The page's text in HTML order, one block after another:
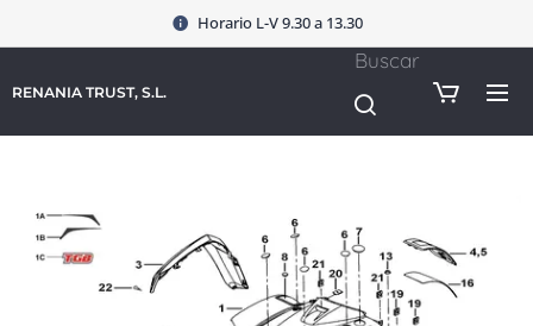
Horario L-V 9.30 a 13.30
RENANIA TRUST, S.L.
Buscar